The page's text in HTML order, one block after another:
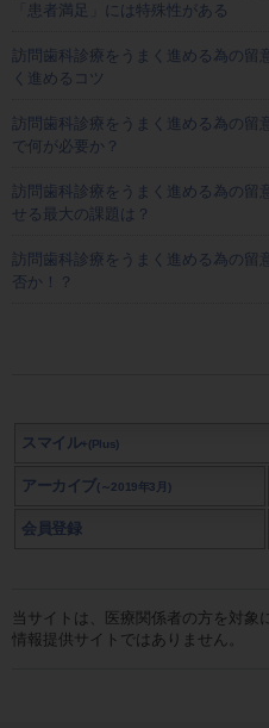
「患者満足」には特殊性がある
訪問歯科診療をうまく進める為の留
く進めるコツ
訪問歯科診療をうまく進める為の留
で何が必要か？
訪問歯科診療をうまく進める為の留
せる最大の課題は？
訪問歯科診療をうまく進める為の留
否か！？
スマイル+(Plus)
アーカイブ(～2019年3月)
会員登録
当サイトは、医療関係者の方を対象
情報提供サイトではありません。